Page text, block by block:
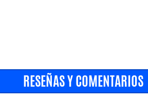
RESEÑAS Y COMENTARIOS